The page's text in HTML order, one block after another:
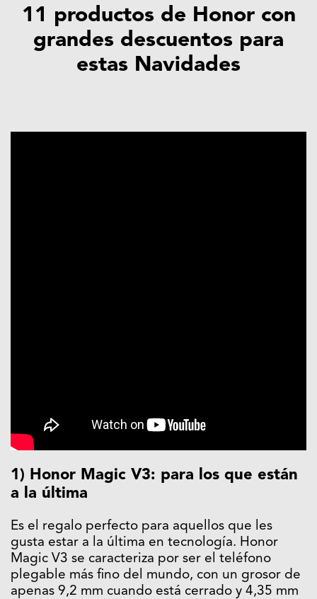
11 productos de Honor con
grandes descuentos para
estas Navidades
1) Honor Magic V3: para los que están
a la última
Es el regalo perfecto para aquellos que les
gusta estar a la última en tecnología. Honor
Magic V3 se caracteriza por ser el teléfono
plegable más fino del mundo, con un grosor de
apenas 9,2 mm cuando está cerrado y 4,35 mm